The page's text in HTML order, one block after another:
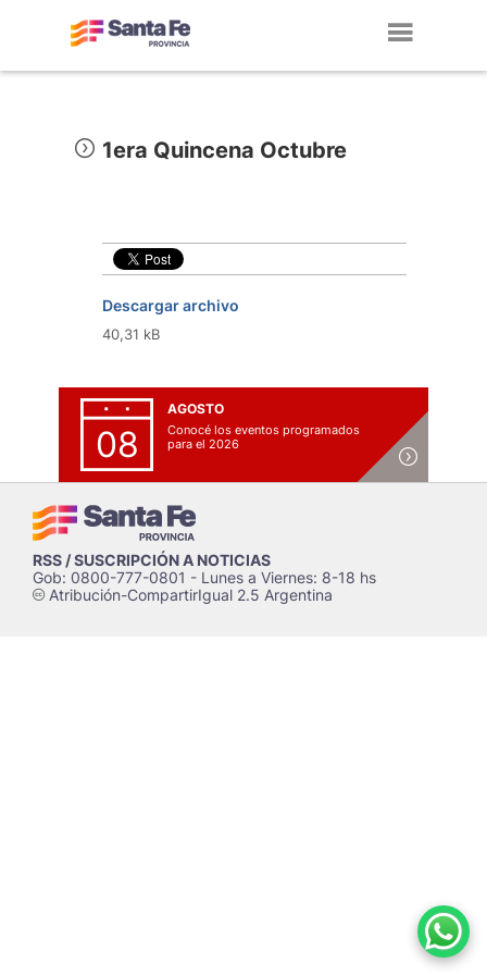
1era Quincena Octubre
Descargar archivo
40,31 kB
08
AGOSTO
Conocé los eventos programados
para el 2026
RSS / SUSCRIPCIÓN A NOTICIAS
Gob: 0800-777-0801 - Lunes a Viernes: 8-18 hs
cAtribución-CompartirIgual 2.5 Argentina